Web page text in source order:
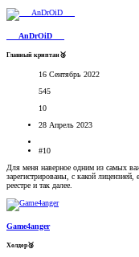
___AnDrOiD___
Главный криптан🥉
16 Сентябрь 2022
545
10
28 Апрель 2023
#10
Для меня наверное одним из самых
зарегистрированы, с какой
реестре и так далее.
Game4anger
Холдер🥉